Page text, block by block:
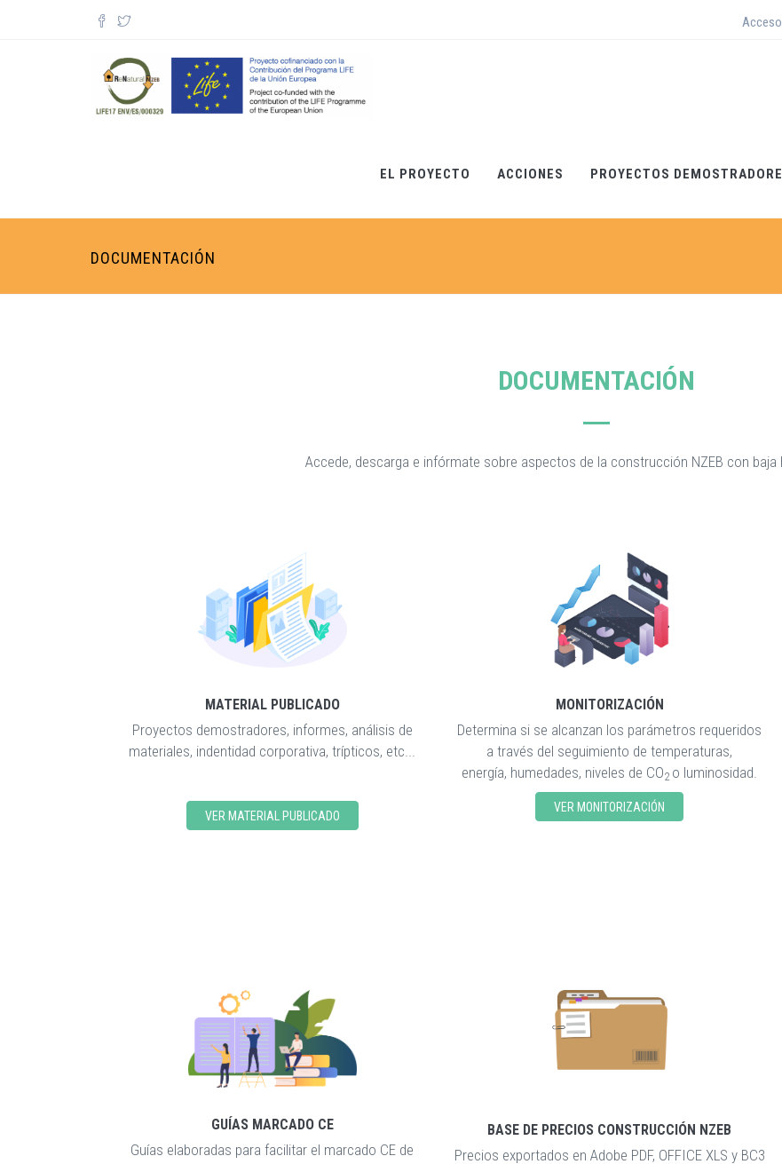
Pasar al contenido principal
Formulario de búsqueda
EL PROYECTO ACCIONES PROYECTOS
DOCUMENTACIÓN
DOCUMENTACIÓN
Accede, descarga e infórmate sobre aspectos de la construcción NZEB con baja
MATERIAL PUBLICADO
Proyectos demostradores, informes, análisis de
materiales, indentidad corporativa, trípticos, etc...
VER MATERIAL PUBLICADO
MONITORIZACIÓN
Determina si se alcanzan los parámetros requeridos
a través del seguimiento de temperaturas,
energía, humedades, niveles de CO2 o luminosidad.
VER MONITORIZACIÓN
GUÍAS MARCADO CE
Guías elaboradas para facilitar el marcado CE de
BASE DE PRECIOS CONSTRUCCIÓN NZEB
Precios exportados en Adobe PDF, OFFICE XLS y BC3